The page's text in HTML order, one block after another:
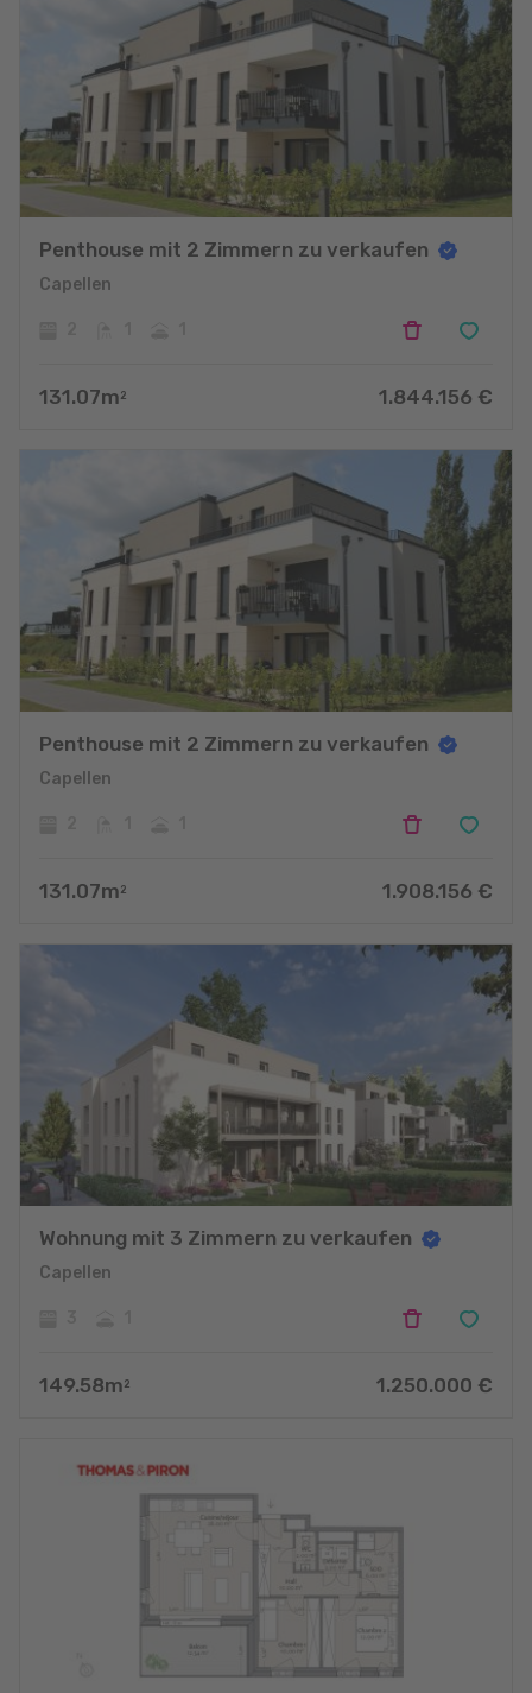
Penthouse mit 2 Zimmern zu verkaufen
Capellen
131.07m 2 1.844.156 €
Penthouse mit 2 Zimmern zu verkaufen
Capellen
131.07m 2 1.908.156 €
Wohnung mit 3 Zimmern zu verkaufen
Capellen
149.58m 2 1.250.000 €